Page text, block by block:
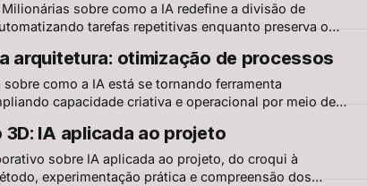
sobre como a IA redefine a divisão de
tarefas repetitivas enquanto preserva o
arquitetura: otimização de processos
como a IA está se tornando ferramenta
capacidade criativa e operacional por meio de
IA aplicada ao projeto
sobre IA aplicada ao projeto, do croqui à
experimentação prática e compreensão dos